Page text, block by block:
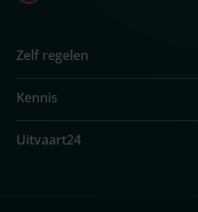
Zelf regelen
Kennis
Uitvaart24